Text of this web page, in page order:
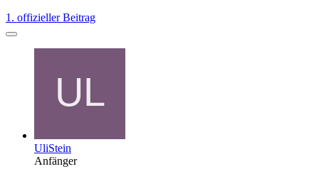
1. offizieller Beitrag
UliStein
Anfänger